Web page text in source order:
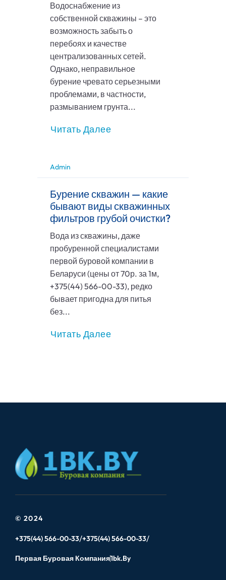
Водоснабжение из
собственной скважины – это
возможность забыть о
перебоях и качестве
централизованных сетей.
Однако, неправильное
бурение чревато серьезными
проблемами, в частности,
размыванием грунта...
Читать Далее
Admin
Бурение скважин — какие
бывают виды скважинных
фильтров грубой очистки?
Вода из скважины, даже
пробуренной специалистами
первой буровой компании в
Беларуси (цены от 70р. за 1м,
+375(44) 566-00-33), редко
бывает пригодна для питья
без...
Читать Далее
© 2024
+375(44) 566-00-33 +375(44) 566-00-33
Первая Буровая Компания1bk.by